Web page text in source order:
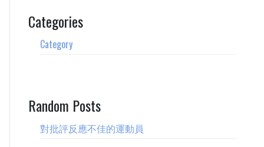
Categories
Category
Random Posts
對批評反應不佳的運動員